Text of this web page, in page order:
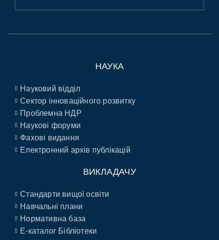
НАУКА
Науковий відділ
Сектор інноваційного розвитку
Проблемна НДР
Наукові форуми
Фахові видання
Електронний архів публікацій
ВИКЛАДАЧУ
Стандарти вищої освіти
Навчальні плани
Нормативна база
E-каталог Бібліотеки